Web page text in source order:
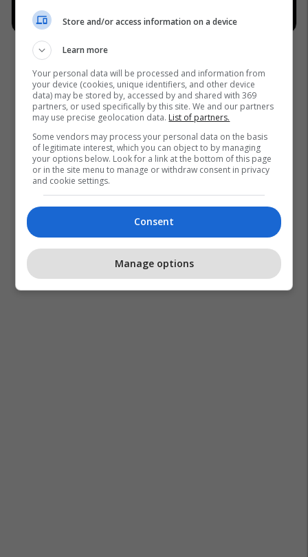
Store and/or access information on a device
Learn more
Your personal data will be processed and information from
your device (cookies, unique identifiers, and other device
data) may be stored by, accessed by and shared with 369
partners, or used specifically by this site. We and our partners
may use precise geolocation data. List of partners.
Some vendors may process your personal data on the basis
of legitimate interest, which you can object to by managing
your options below. Look for a link at the bottom of this page
or in the site menu to manage or withdraw consent in privacy
and cookie settings.
Consent
Manage options